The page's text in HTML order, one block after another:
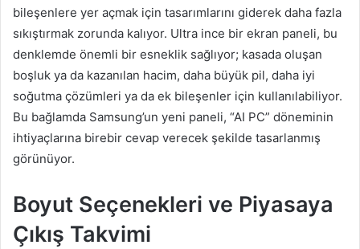
bileşenlere yer açmak için tasarımlarını giderek daha fazla
sıkıştırmak zorunda kalıyor. Ultra ince bir ekran paneli, bu
denklemde önemli bir esneklik sağlıyor; kasada oluşan
boşluk ya da kazanılan hacim, daha büyük pil, daha iyi
soğutma çözümleri ya da ek bileşenler için kullanılabiliyor.
Bu bağlamda Samsung’un yeni paneli, “AI PC” döneminin
ihtiyaçlarına birebir cevap verecek şekilde tasarlanmış
görünüyor.
Boyut Seçenekleri ve Piyasaya
Çıkış Takvimi